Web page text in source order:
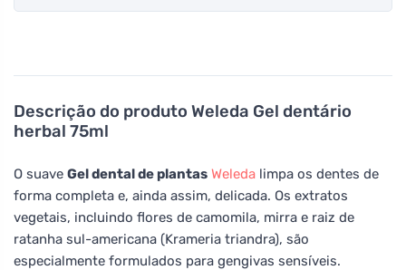
Descrição do produto Weleda Gel dentário
herbal 75ml
O suave Gel dental de plantas Weleda limpa os dentes de
forma completa e, ainda assim, delicada. Os extratos
vegetais, incluindo flores de camomila, mirra e raiz de
ratanha sul-americana (Krameria triandra), são
especialmente formulados para gengivas sensíveis.